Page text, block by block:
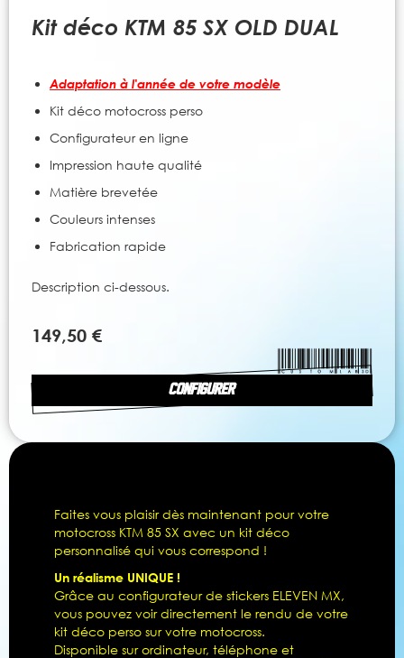
Kit déco KTM 85 SX OLD DUAL
Adaptation à l'année de votre modèle
Kit déco motocross perso
Configurateur en ligne
Impression haute qualité
Matière brevetée
Couleurs intenses
Fabrication rapide
Description ci-dessous.
CONFIGURER
149,50 €
beginning
images
gallery
Faites vous plaisir dès maintenant pour votre
motocross KTM 85 SX avec un kit déco
personnalisé qui vous correspond !
Un réalisme UNIQUE !
Grâce au configurateur de stickers ELEVEN MX,
vous pouvez voir directement le rendu de votre
kit déco perso sur votre motocross.
Disponible sur ordinateur, téléphone et